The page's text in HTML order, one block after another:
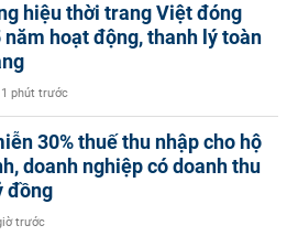
hiệu thời trang Việt đóng
năm hoạt động, thanh lý toàn
1 phút trước
30% thuế thu nhập cho hộ
doanh nghiệp có doanh thu
đồng
trước